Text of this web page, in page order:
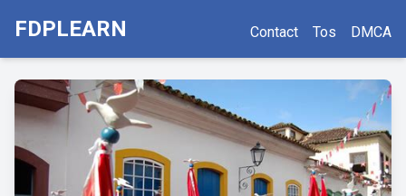
FDPLEARN Contact Tos DMCA